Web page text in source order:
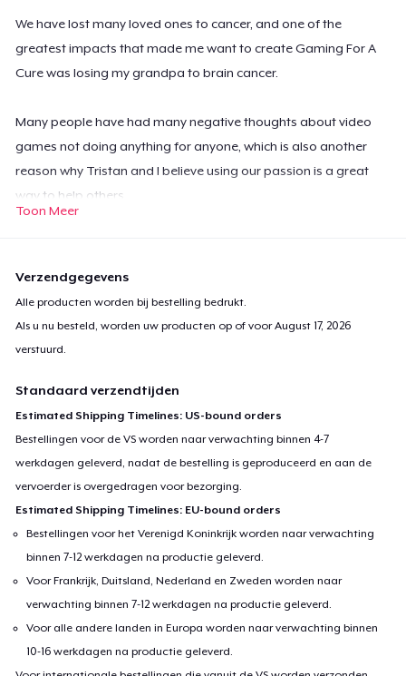
We have lost many loved ones to cancer, and one of the
greatest impacts that made me want to create Gaming For A
Cure was losing my grandpa to brain cancer.
Many people have had many negative thoughts about video
games not doing anything for anyone, which is also another
reason why Tristan and I believe using our passion is a great
way to help others.
free to contact me!
Toon Meer
Verzendgegevens
Alle producten worden bij bestelling bedrukt.
Als u nu besteld, worden uw producten op of voorAugust 17, 2026
verstuurd.
Standaard verzendtijden
Estimated Shipping Timelines: US-bound orders
Bestellingen voor de VS worden naar verwachting binnen 4-7
werkdagen geleverd, nadat de bestelling is geproduceerd en aan de
vervoerder is overgedragen voor bezorging.
Estimated Shipping Timelines: EU-bound orders
Bestellingen voor het Verenigd Koninkrijk worden naar verwachting
binnen 7-12 werkdagen na productie geleverd.
Voor Frankrijk, Duitsland, Nederland en Zweden worden naar
verwachting binnen 7-12 werkdagen na productie geleverd.
Voor alle andere landen in Europa worden naar verwachting binnen
10-16 werkdagen na productie geleverd.